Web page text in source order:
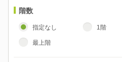
階数
指定なし 1階
最上階